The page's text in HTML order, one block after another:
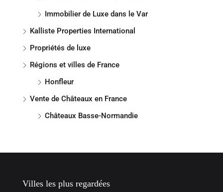
Immobilier de Luxe dans le Var
Kalliste Properties International
Propriétés de luxe
Régions et villes de France
Honfleur
Vente de Châteaux en France
Châteaux Basse-Normandie
Villes les plus regardées